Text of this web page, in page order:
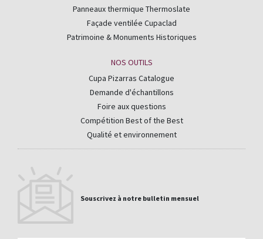
Panneaux thermique Thermoslate
Façade ventilée Cupaclad
Patrimoine & Monuments Historiques
NOS OUTILS
Cupa Pizarras Catalogue
Demande d'échantillons
Foire aux questions
Compétition Best of the Best
Qualité et environnement
Souscrivez à notre bulletin mensuel